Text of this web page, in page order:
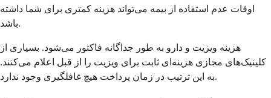
اوقات عدم استفاده از بیمه می‌تواند هزینه کمتری برای شما داشته
باشد.
هزینه ویزیت و دارو به طور جداگانه فاکتور می‌شود. بسیاری از
کلینیک‌های مجازی هزینه‌ای ثابت برای ویزیت را از قبل اعلام می‌کنند.
به این ترتیب در زمان پرداخت هیچ غافلگیری وجود ندارد.